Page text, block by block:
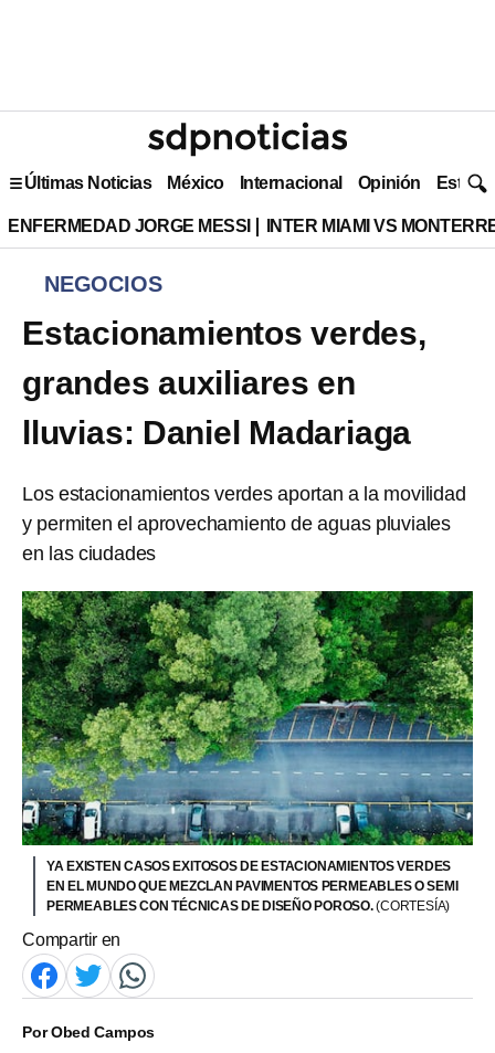
Últimas Noticias México Internacional Opinión Estilo
ENFERMEDAD JORGE MESSI INTER MIAMI VS
NEGOCIOS
Estacionamientos verdes,
grandes auxiliares en
lluvias: Daniel Madariaga
Los estacionamientos verdes aportan a la movilidad
y permiten el aprovechamiento de aguas pluviales
en las ciudades
YA EXISTEN CASOS EXITOSOS DE ESTACIONAMIENTOS VERDES
EN EL MUNDO QUE MEZCLAN PAVIMENTOS PERMEABLES O SEMI
PERMEABLES CON TÉCNICAS DE DISEÑO POROSO.(CORTESÍA)
Compartir en
PorObed Campos